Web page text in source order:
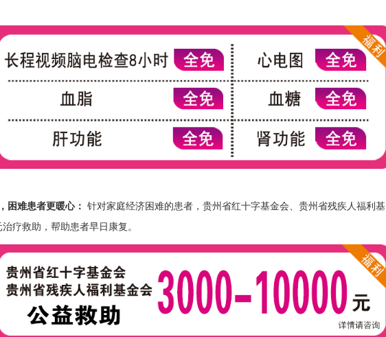
困难患者更暖心： 针对家庭经济困难的患者，贵州省红十字基金会、贵州省残疾人福利基
治疗救助，帮助患者早日康复。